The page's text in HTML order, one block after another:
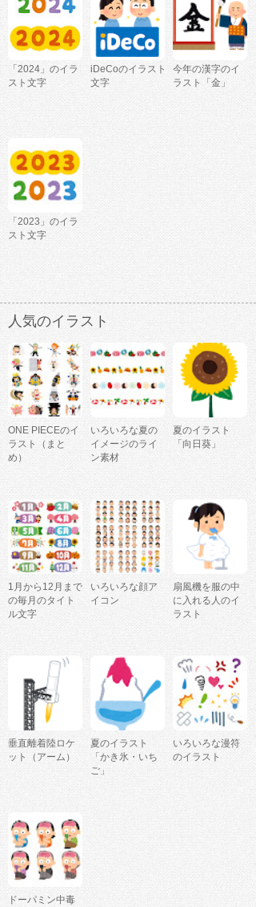
「2024」のイラ
スト文字
iDeCoのイラスト
文字
今年の漢字のイ
ラスト「金」
「2023」のイラ
スト文字
人気のイラスト
ONE PIECEのイ
ラスト（まと
め）
いろいろな夏の
イメージのライ
ン素材
夏のイラスト
「向日葵」
1月から12月まで
の毎月のタイト
ル文字
いろいろな顔ア
イコン
扇風機を服の中
に入れる人のイ
ラスト
垂直離着陸ロケ
ット（アーム）
夏のイラスト
「かき氷・いち
ご」
いろいろな漫符
のイラスト
ドーパミン中毒